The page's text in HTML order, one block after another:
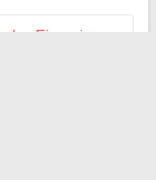
Eine eigene